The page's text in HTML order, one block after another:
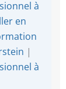
à
en
|
à